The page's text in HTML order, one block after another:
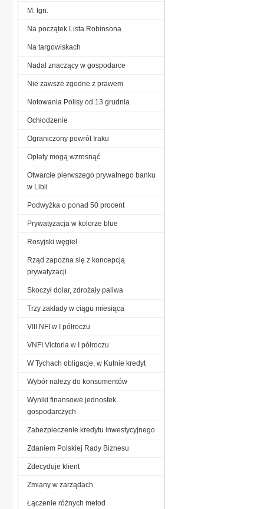
M. Ign.
Na początek Lista Robinsona
Na targowiskach
Nadal znaczący w gospodarce
Nie zawsze zgodne z prawem
Notowania Polisy od 13 grudnia
Ochłodzenie
Ograniczony powrót Iraku
Opłaty mogą wzrosnąć
Otwarcie pierwszego prywatnego banku
w Libii
Podwyżka o ponad 50 procent
Prywatyzacja w kolorze blue
Rosyjski węgiel
Rząd zapozna się z koncepcją
prywatyzacji
Skoczył dolar, zdrożały paliwa
Trzy zakłady w ciągu miesiąca
VIII NFI w I półroczu
VNFI Victoria w I półroczu
W Tychach obligacje, w Kutnie kredyt
Wybór należy do konsumentów
Wyniki finansowe jednostek
gospodarczych
Zabezpieczenie kredytu inwestycyjnego
Zdaniem Polskiej Rady Biznesu
Zdecyduje klient
Zmiany w zarządach
Łączenie różnych metod